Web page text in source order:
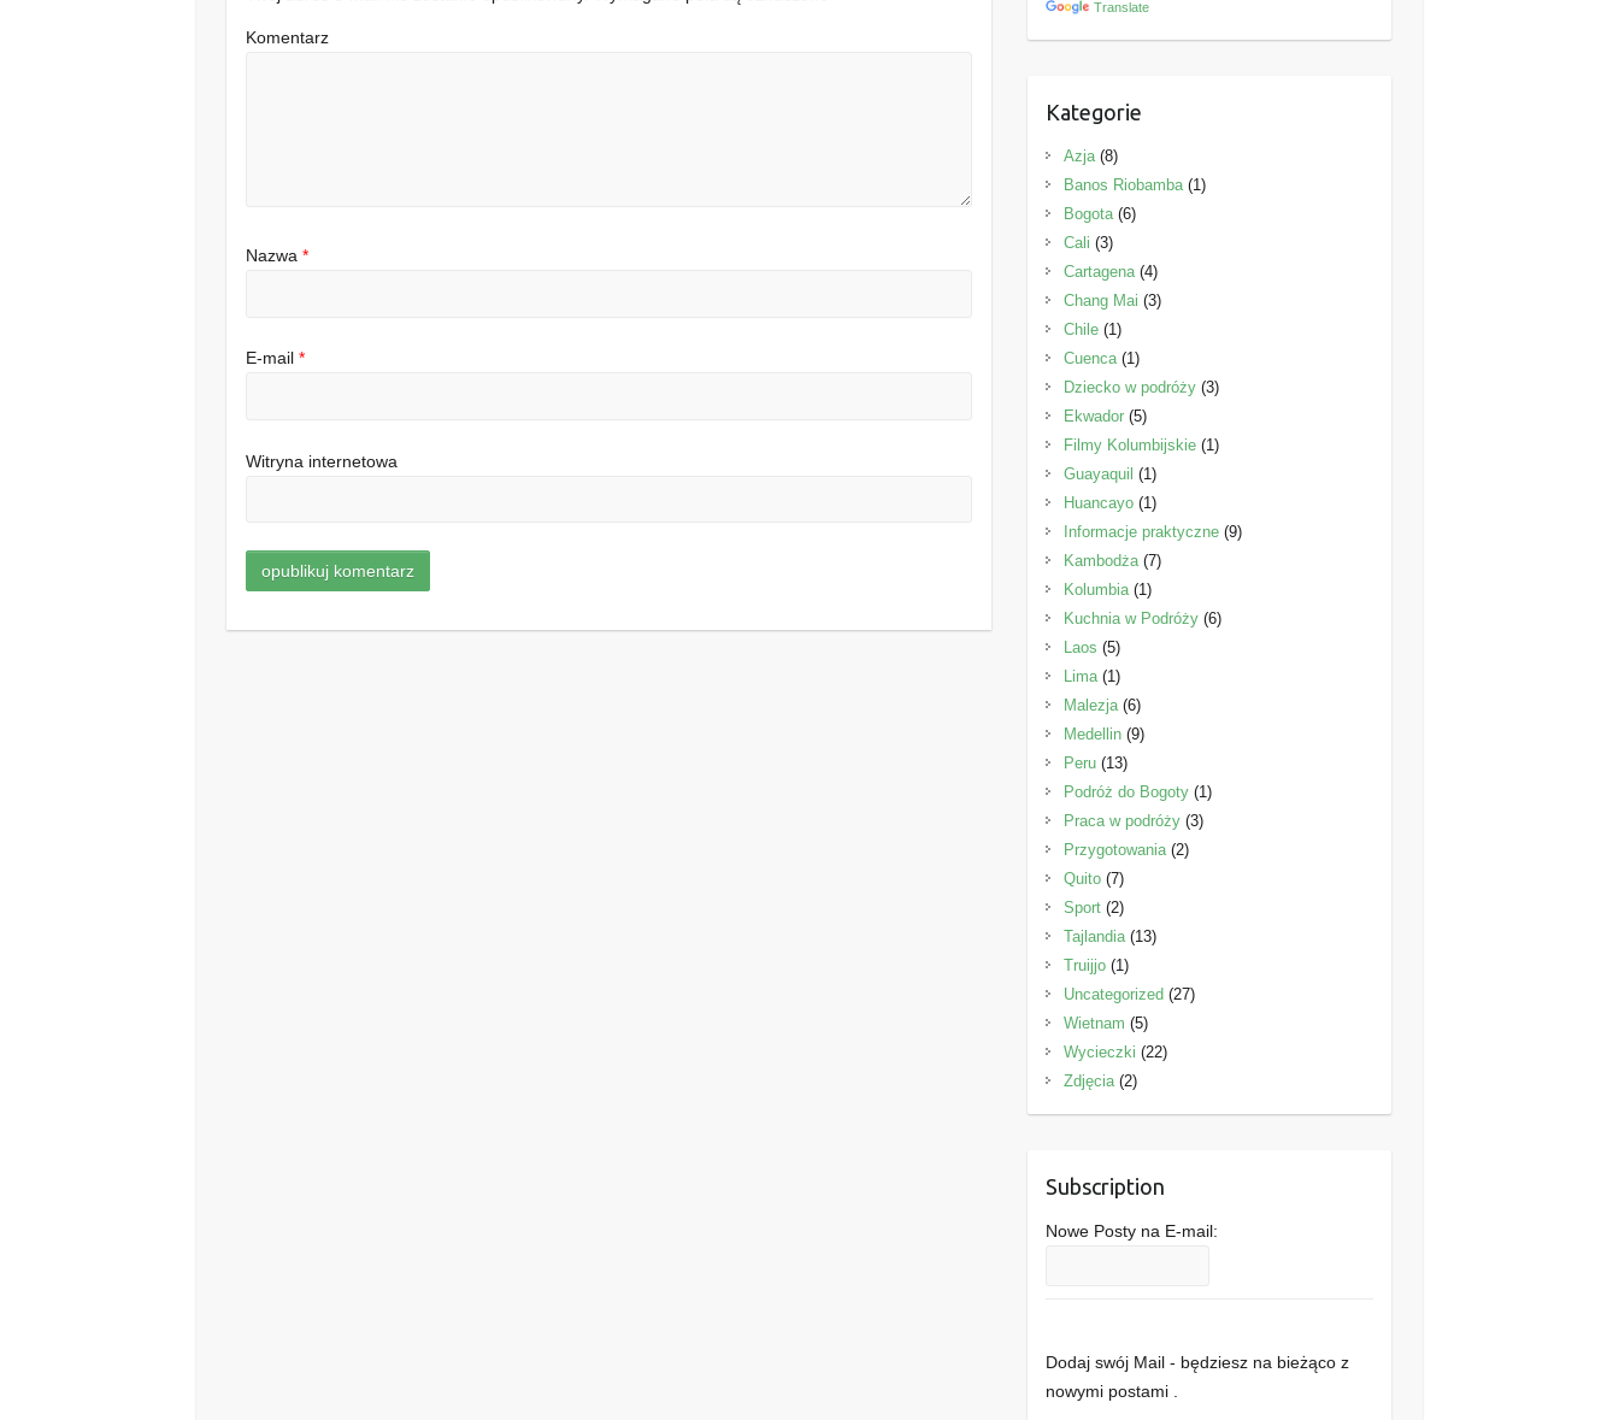
Komentarz
Nazwa*
E-mail*
Witryna internetowa
Translate
Kategorie
Azja(8)
Banos Riobamba(1)
Bogota(6)
Cali (3)
Cartagena(4)
Chang Mai (3)
Chile(1)
Cuenca(1)
Dziecko w podróży(3)
Ekwador(5)
Filmy Kolumbijskie(1)
Guayaquil (1)
Huancayo(1)
Informacje praktyczne(9)
Kambodża(7)
Kolumbia(1)
Kuchnia w Podróży(6)
Laos (5)
Lima(1)
Malezja(6)
Medellin(9)
Peru(13)
Podróż do Bogoty(1)
Praca w podróży(3)
Przygotowania(2)
Quito(7)
Sport(2)
Tajlandia(13)
Truijjo(1)
Uncategorized (27)
Wietnam (5)
Wycieczki (22)
Zdjęcia(2)
Subscription
Nowe Posty na E-mail:
Dodaj swój Mail - będziesz na bieżąco z
nowymi postami .